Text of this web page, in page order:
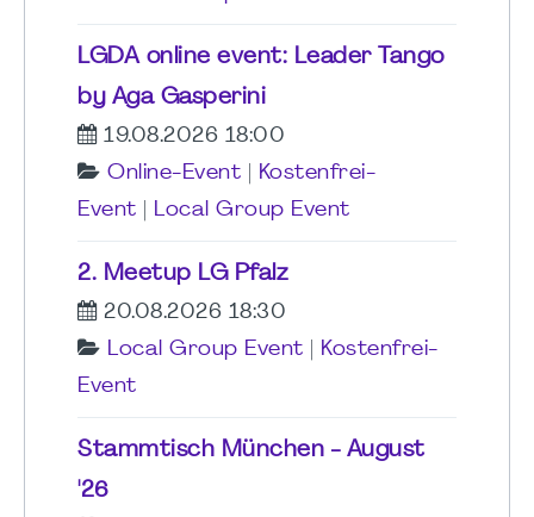
LGDA online event: Leader Tango
by Aga Gasperini
19.08.2026 18:00
Online-Event
Kostenfrei-
Event
Local Group Event
2. Meetup LG Pfalz
20.08.2026 18:30
Local Group Event
Kostenfrei-
Event
Stammtisch München - August
'26